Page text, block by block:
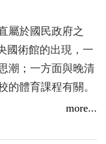
屬於國民政府之
國術館的出現，一
潮；一方面與晚清
的體育課程有關。
衛強身的武術，成
more...